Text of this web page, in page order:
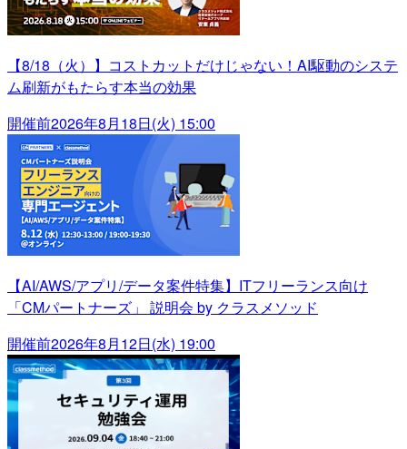
【8/18（火）】コストカットだけじゃない！AI駆動のシステ
ム刷新がもたらす本当の効果
開催前2026年8月18日(火) 15:00
【AI/AWS/アプリ/データ案件特集】ITフリーランス向け
「CMパートナーズ」 説明会 by クラスメソッド
開催前2026年8月12日(水) 19:00